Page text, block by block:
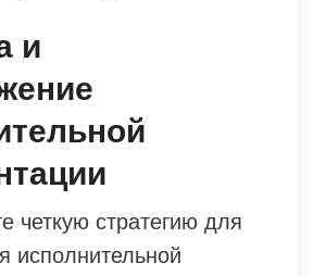
и
четкую стратегию для
исполнительной